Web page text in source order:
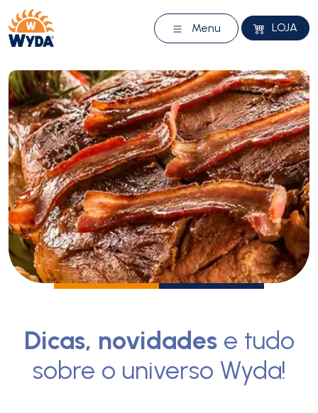
Menu LOJA
Dicas, novidades e tudo
sobre o universo Wyda!